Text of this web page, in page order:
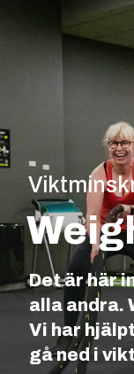
Det är här
alla andra.
Vi har
gå ned i